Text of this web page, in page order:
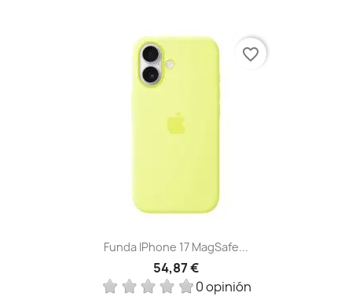
Funda IPhone 17 MagSafe...
54,87 €
0 opinión
favorite_border